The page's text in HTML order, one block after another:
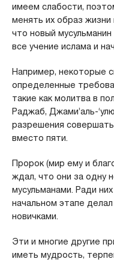
имеем слабости,
менять их образ жизни
что новый
все учение ислама и
Например, некоторые
определенные
такие как молитва в
Раджаб, Джами’аль-
разрешения
вместо пяти.
Пророк (мир ему и
ждал, что они за одну
мусульманами. Ради
начальном этапе
новичками.
Эти и многие другие
иметь мудрость,